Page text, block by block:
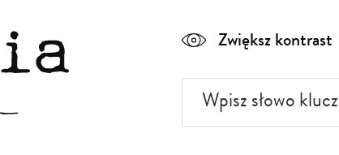
Zwiększ kontrast
słowo
kluczowe